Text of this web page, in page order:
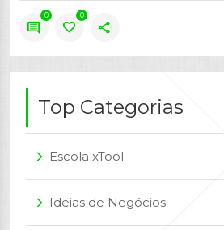
comment
0
favorite
0
share
Top Categorias
arrow_forward_ios Escola xTool
arrow_forward_ios Ideias de Negócios